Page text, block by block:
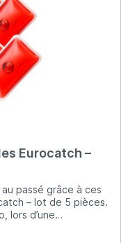
Eurocatch –
passé grâce à ces
– lot de 5 pièces.
lors d’une
pour les